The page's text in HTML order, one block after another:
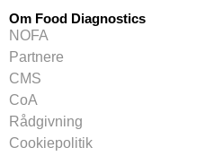
Om Food Diagnostics
NOFA
Partnere
CMS
CoA
Rådgivning
Cookiepolitik